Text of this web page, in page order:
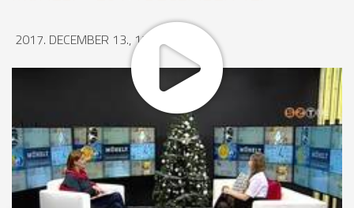
2017. DECEMBER 13., 17:28